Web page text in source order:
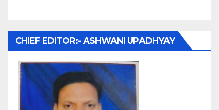
CHIEF EDITOR:- ASHWANI UPADHYAY